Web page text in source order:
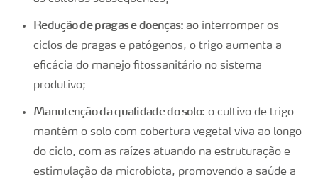
Redução de pragas e doenças: ao interromper os
ciclos de pragas e patógenos, o trigo aumenta a
eficácia do manejo fitossanitário no sistema
produtivo;
Manutenção da qualidade do solo: o cultivo de trigo
mantém o solo com cobertura vegetal viva ao longo
do ciclo, com as raízes atuando na estruturação e
estimulação da microbiota, promovendo a saúde a